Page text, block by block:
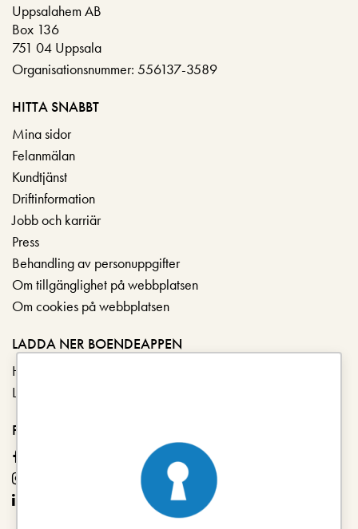
Uppsalahem AB
Box 136
751 04 Uppsala
Organisationsnummer: 556137-3589
HITTA SNABBT
Mina sidor
Felanmälan
Kundtjänst
Driftinformation
Jobb och karriär
Press
Behandling av personuppgifter
Om tillgänglighet på webbplatsen
Om cookies på webbplatsen
LADDA NER BOENDEAPPEN
Hämta i App Store
Ladda ner på Google Play
FÖLJ OSS